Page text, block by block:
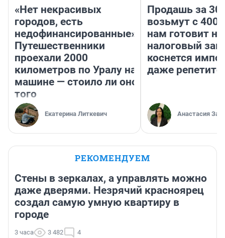
«Нет некрасивых
городов, есть
недофинансированные».
Путешественники
проехали 2000
километров по Уралу на
машине — стоило ли оно
того
Екатерина Литкевич
Продашь за
возьмут с
нам готовит
налоговый
коснется
даже
Анастасия
РЕКОМЕНДУЕМ
Стены в зеркалах, а управлять можно
даже дверями. Незрячий красноярец
создал самую умную квартиру в
городе
3 часа 3 482 4